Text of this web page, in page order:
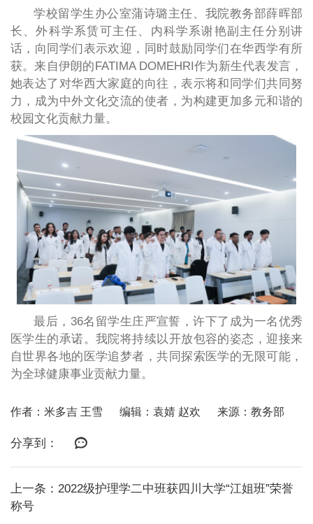
学校留学生办公室蒲诗璐主任、我院教务部薛晖部
长、外科学系赁可主任、内科学系谢艳副主任分别讲
话，向同学们表示欢迎，同时鼓励同学们在华西学有所
获。来自伊朗的FATIMA DOMEHRI作为新生代表发言，
她表达了对华西大家庭的向往，表示将和同学们共同努
力，成为中外文化交流的使者，为构建更加多元和谐的
校园文化贡献力量。
最后，36名留学生庄严宣誓，许下了成为一名优秀
医学生的承诺。我院将持续以开放包容的姿态，迎接来
自世界各地的医学追梦者，共同探索医学的无限可能，
为全球健康事业贡献力量。
作者：米多吉 王雪 编辑：袁婧 赵欢 来源：教务部
分享到：
上一条：2022级护理学二中班获四川大学“江姐班”荣誉
称号